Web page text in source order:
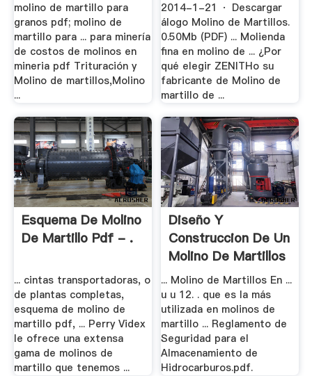
molino de martillo para
granos pdf; molino de
martillo para ... para minería
de costos de molinos en
mineria pdf Trituración y
Molino de martillos,Molino
...
2014-1-21 · Descargar
álogo Molino de Martillos.
0.50Mb (PDF) ... Molienda
fina en molino de ... ¿Por
qué elegir ZENITHo su
fabricante de Molino de
martillo de ...
Esquema De Molino
De Martillo Pdf - .
... cintas transportadoras, o
de plantas completas,
esquema de molino de
martillo pdf, ... Perry Videx
le ofrece una extensa
gama de molinos de
martillo que tenemos ...
Diseño Y
Construccion De Un
Molino De Martillos
.
... Molino de Martillos En ...
u u 12. . que es la más
utilizada en molinos de
martillo ... Reglamento de
Seguridad para el
Almacenamiento de
Hidrocarburos.pdf.